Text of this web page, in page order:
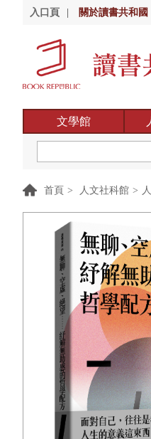
入口頁 關於讀書共和國
文學館
首頁 > 人文社科館 >